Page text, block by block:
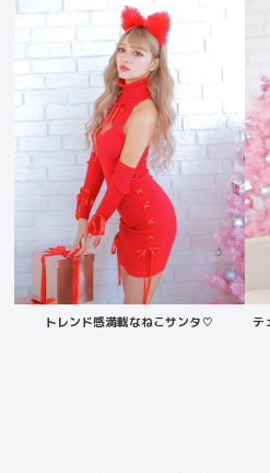
トレンド感満載なねこサンタ♡
テ